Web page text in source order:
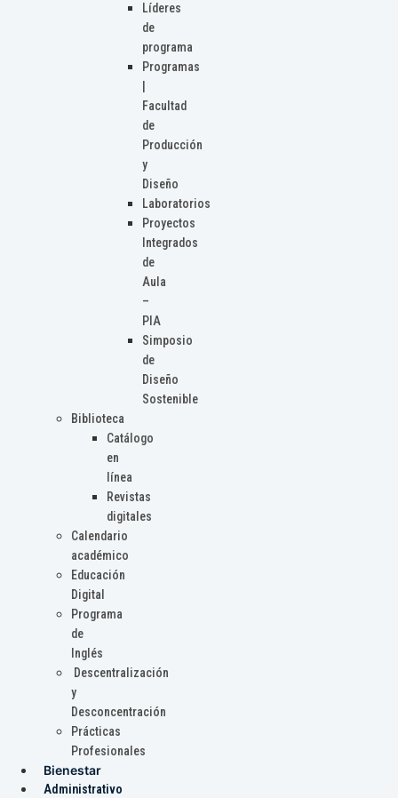
Líderes
de
programa
Programas
Facultad
de
Producción
y
Diseño
Laboratorios
Proyectos
Integrados
de
Aula
–
PIA
Simposio
de
Diseño
Sostenible
Biblioteca
Catálogo
en
línea
Revistas
digitales
Calendario
académico
Educación
Digital
Programa
de
Inglés
Descentralización
y
Desconcentración
Prácticas
Profesionales
Bienestar
Administrativo